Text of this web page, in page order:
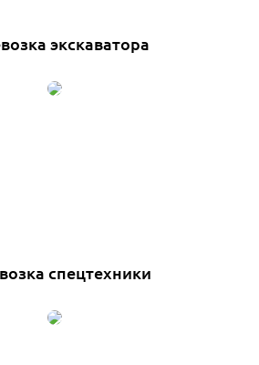
экскаватора
спецтехники